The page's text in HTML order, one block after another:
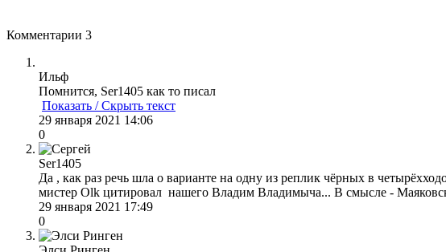
Комментарии 3
Ильф
Помнится, Ser1405 как то писал
Показать / Скрыть текст
29 января 2021 14:06
0
Ser1405
Да , как раз речь шла о варианте на одну из реплик чёрных в
мистер Olk цитировал нашего Владим Владимыча... В смысле -
29 января 2021 17:49
0